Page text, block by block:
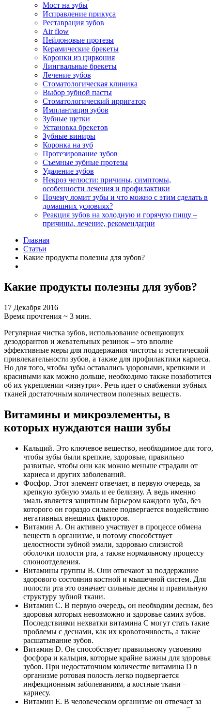
Мост на зубы
Исправление прикуса
Реставрация зубов
Air flow
Нейлоновые протезы
Керамические брекеты
Коронки из циркония
Лингвальные брекеты
Лечение зубов
Стоматологическая клиника
Выбор зубной пасты
Стоматологический ирригатор
Имплантация зубов
Зубные щетки
Установка брекетов
Зубные виниры
Коронка на зуб
Протезирование зубов
Съемные зубные протезы
Удаление зубов
Некроз челюсти: причины, симптомы,
особенности лечения и профилактики
Почему ломит зубы и что можно с этим сделать в
домашних условиях?
Реакция зубов на холодную и горячую пищу –
причины, лечение, рекомендации
Главная
Статьи
Какие продукты полезны для зубов?
Какие продукты полезны для зубов?
17 Декабря 2016
Время прочтения ~ 3 мин.
Регулярная чистка зубов, использование освещающих
дезодорантов и жевательных резинок – это вполне
эффективные меры для поддержания чистоты и эстетической
привлекательности зубов, а также для профилактики кариеса.
Но для того, чтобы зубы оставались здоровыми, крепкими и
красивыми как можно дольше, необходимо также позаботится
об их укреплении «изнутри». Речь идет о снабжении зубных
тканей достаточным количеством полезных веществ.
Витамины и микроэлементы, в
которых нуждаются наши зубы
Кальций. Это ключевое вещество, необходимое для того,
чтобы зубы были крепкие, здоровые, правильно
развитые, чтобы они как можно меньше страдали от
кариеса и других заболеваний.
Фосфор. Этот элемент отвечает, в первую очередь, за
крепкую зубную эмаль и ее белизну. А ведь именно
эмаль является защитным барьером каждого зуба, без
которого он гораздо сильнее подвергается воздействию
негативных внешних факторов.
Витамин А. Он активно участвует в процессе обмена
веществ в организме, и потому способствует
целостности зубной эмали, здоровью слизистой
оболочки полости рта, а также нормальному процессу
слюноотделения.
Витамины группы B. Они отвечают за поддержание
здорового состояния костной и мышечной систем. Для
полости рта это означает сильные десны и правильную
структуру зубной ткани.
Витамин C. В первую очередь, он необходим деснам, без
здоровья которых невозможно и здоровье самих зубов.
Последствиями нехватки витамина C могут стать такие
проблемы с деснами, как их кровоточивость, а также
расшатывание зубов.
Витамин D. Он способствует правильному усвоению
фосфора и кальция, которые крайне важны для здоровья
зубов. При недостаточном количестве витамина D в
организме ротовая полость легко подвергается
инфекционным заболеваниям, а костные ткани –
кариесу.
Витамин E. В человеческом организме он отвечает за